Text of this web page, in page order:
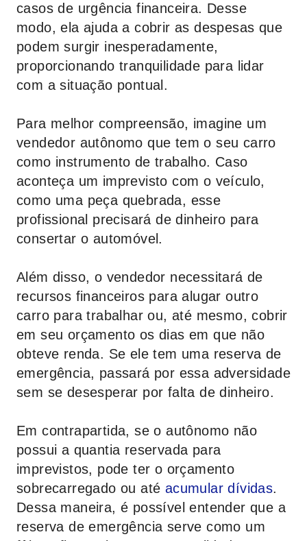
casos de urgência financeira. Desse
modo, ela ajuda a cobrir as despesas que
podem surgir inesperadamente,
proporcionando tranquilidade para lidar
com a situação pontual.
Para melhor compreensão, imagine um
vendedor autônomo que tem o seu carro
como instrumento de trabalho. Caso
aconteça um imprevisto com o veículo,
como uma peça quebrada, esse
profissional precisará de dinheiro para
consertar o automóvel.
Além disso, o vendedor necessitará de
recursos financeiros para alugar outro
carro para trabalhar ou, até mesmo, cobrir
em seu orçamento os dias em que não
obteve renda. Se ele tem uma reserva de
emergência, passará por essa adversidade
sem se desesperar por falta de dinheiro.
Em contrapartida, se o autônomo não
possui a quantia reservada para
imprevistos, pode ter o orçamento
sobrecarregado ou até acumular dívidas.
Dessa maneira, é possível entender que a
reserva de emergência serve como um